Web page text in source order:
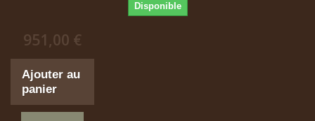
Disponible
951,00 €
Ajouter au
panier